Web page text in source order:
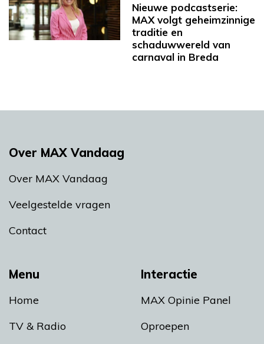
Nieuwe podcastserie:
MAX volgt geheimzinnige
traditie en
schaduwwereld van
carnaval in Breda
Menu
Home
TV & Radio
Interactie
MAX Opinie Panel
Oproepen
Over MAX Vandaag
Over MAX Vandaag
Veelgestelde vragen
Contact